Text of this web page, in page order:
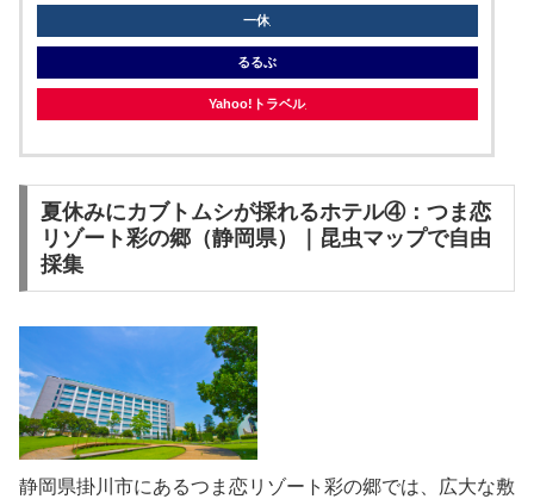
一休
るるぶ
Yahoo!トラベル
夏休みにカブトムシが採れるホテル④：つま恋
リゾート彩の郷（静岡県）｜昆虫マップで自由
採集
静岡県掛川市にあるつま恋リゾート彩の郷では、広大な敷